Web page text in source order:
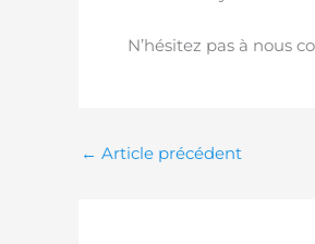
N’hésitez pas à nous
← Article précédent